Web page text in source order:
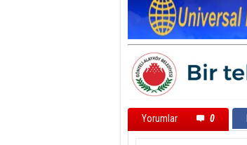
Yorumlar 0